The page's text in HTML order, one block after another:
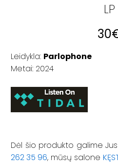
LP
30
Leidykla: Parlophone
Metai: 2024
Dėl šio produkto galime
262 35 96, mūsų salone